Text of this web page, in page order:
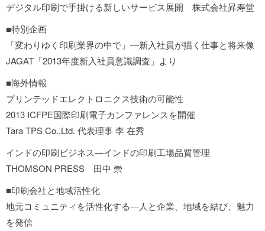
デジタル印刷で手掛ける新しいサービス展開 株式会社昇寿堂
■特別企画
「変わりゆく印刷業界の中で」―新入社員が描く仕事と将来像
JAGAT「2013年度新入社員意識調査」より
■海外情報
プリンテッドエレクトロニクス技術の可能性
2013 ICFPE国際印刷電子カンファレンスを開催
Tara TPS Co.,Ltd. 代表理事 李 在秀
インドの印刷ビジネス―インドの印刷工場品質管理
THOMSON PRESS 田中 崇
■印刷会社と地域活性化
地元コミュニティを活性化する―人と企業、地域を結び、魅力
を発信